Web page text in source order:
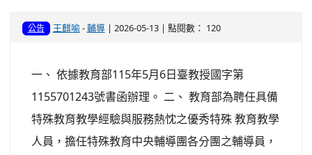
公告 王麒喻-輔導| 2026-05-13 | 點閱數： 120
一、 依據教育部115年5月6日臺教授國字第
1155701243號書函辦理。 二、 教育部為聘任具備
特殊教育教學經驗與服務熱忱之優秀特殊 教育教學
人員，擔任特殊教育中央輔導團各分團之輔導員，